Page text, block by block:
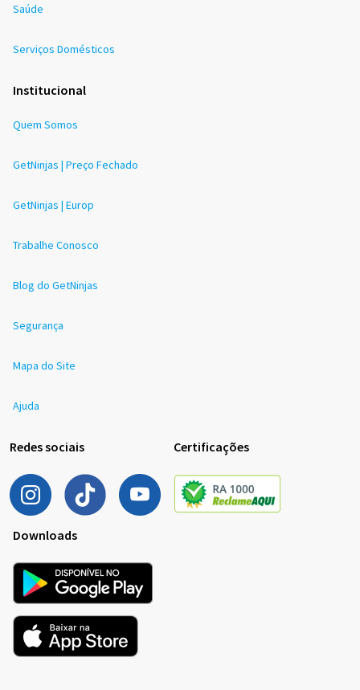
Saúde
Serviços Domésticos
Institucional
Quem Somos
GetNinjas | Preço Fechado
GetNinjas | Europ
Trabalhe Conosco
Blog do GetNinjas
Segurança
Mapa do Site
Ajuda
Redes sociais Certificações
Downloads